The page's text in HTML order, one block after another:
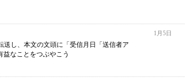
1月5日
送し、本文の文頭に「受信月日「送信者ア
益なことをつぶやこう